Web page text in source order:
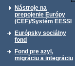
Nástroje na
prepojenie Európy
(CEF)/Systém EESSI
Európsky sociálny
fond
Fond pre azyl,
migráciu a integráciu